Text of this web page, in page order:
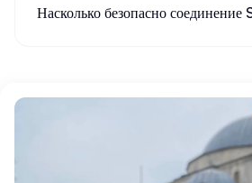
Насколько безопасно